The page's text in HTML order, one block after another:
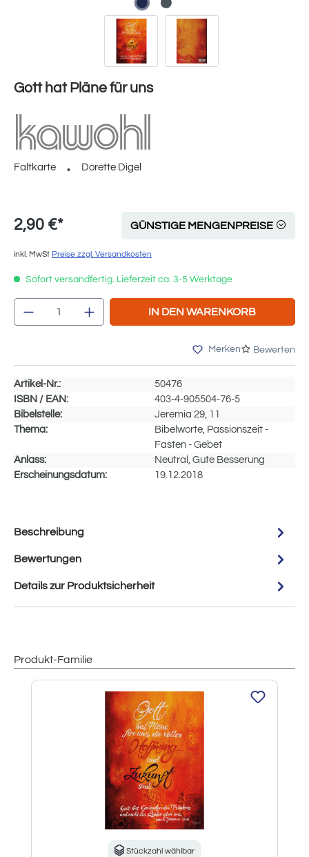
Gott hat Pläne für uns
Faltkarte Dorette Digel
2,90 €* GÜNSTIGE MENGENPREISE
inkl. MwSt Preise zzgl. Versandkosten
Sofort versandfertig. Lieferzeit ca. 3-5 Werktage
Produkt Anzahl: Gib den gewünschten
IN DEN WARENKORB
Merken Bewerten
Artikel-Nr.:
50476
ISBN / EAN:
403-4-905504-76-5
Bibelstelle:
Jeremia 29, 11
Thema:
Bibelworte, Passionszeit -
Fasten - Gebet
Anlass:
Neutral, Gute Besserung
Erscheinungsdatum:
19.12.2018
Beschreibung
Bewertungen
Details zur Produktsicherheit
Produkt-Familie
Produktgalerie überspringen
Stückzahl wählbar